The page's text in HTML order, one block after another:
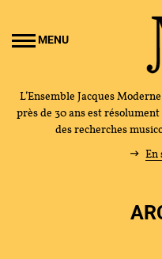
MENU
L’Ensemble Jacques
près de 30 ans est
des recherches
En